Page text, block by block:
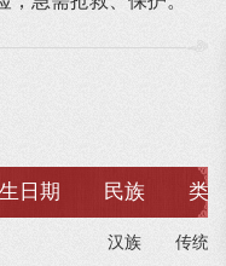
日期 民族 类
汉族 传统